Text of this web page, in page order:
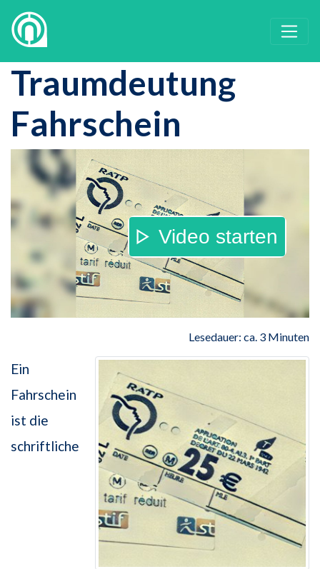
Traumdeutung
Fahrschein
Video starten
Lesedauer: ca. 3 Minuten
Ein
Fahrschein
ist die
schriftliche